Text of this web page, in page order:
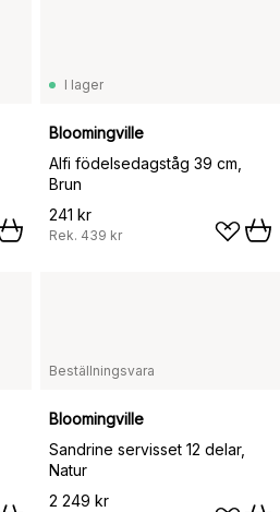
I lager
Bloomingville
Alfi födelsedagståg 39 cm,
Brun
241 kr
Rek. 439 kr
Beställningsvara
Bloomingville
Sandrine servisset 12 delar,
Natur
2 249 kr